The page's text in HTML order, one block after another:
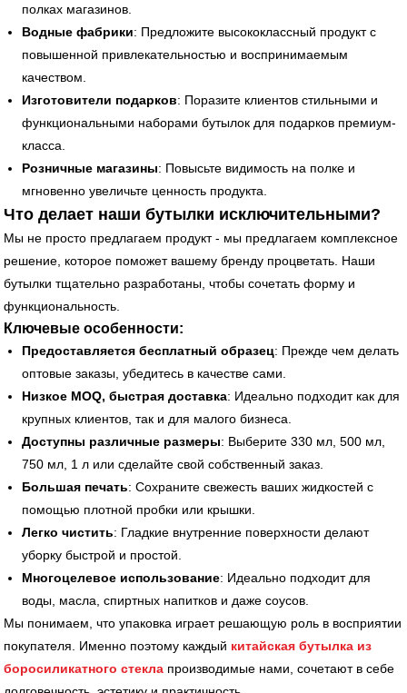
полках магазинов.
Водные фабрики: Предложите высококлассный продукт с
повышенной привлекательностью и воспринимаемым
качеством.
Изготовители подарков: Поразите клиентов стильными и
функциональными наборами бутылок для подарков премиум-
класса.
Розничные магазины: Повысьте видимость на полке и
мгновенно увеличьте ценность продукта.
Что делает наши бутылки исключительными?
Мы не просто предлагаем продукт - мы предлагаем комплексное
решение, которое поможет вашему бренду процветать. Наши
бутылки тщательно разработаны, чтобы сочетать форму и
функциональность.
Ключевые особенности:
Предоставляется бесплатный образец: Прежде чем делать
оптовые заказы, убедитесь в качестве сами.
Низкое MOQ, быстрая доставка: Идеально подходит как для
крупных клиентов, так и для малого бизнеса.
Доступны различные размеры: Выберите 330 мл, 500 мл,
750 мл, 1 л или сделайте свой собственный заказ.
Большая печать: Сохраните свежесть ваших жидкостей с
помощью плотной пробки или крышки.
Легко чистить: Гладкие внутренние поверхности делают
уборку быстрой и простой.
Многоцелевое использование: Идеально подходит для
воды, масла, спиртных напитков и даже соусов.
Мы понимаем, что упаковка играет решающую роль в восприятии
покупателя. Именно поэтому каждый китайская бутылка из
боросиликатного стекла производимые нами, сочетают в себе